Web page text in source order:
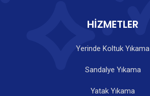
HİZMETLER
Yerinde Koltuk Yıkama
Sandalye Yıkama
Yatak Yıkama